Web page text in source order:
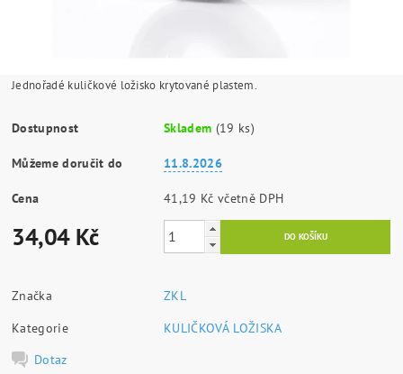
Jednořadé kuličkové ložisko krytované plastem.
Dostupnost Skladem (19 ks)
Můžeme doručit do 11.8.2026
Cena 41,19 Kč včetně DPH
34,04 Kč
Značka
ZKL
Kategorie
KULIČKOVÁ LOŽISKA
Dotaz